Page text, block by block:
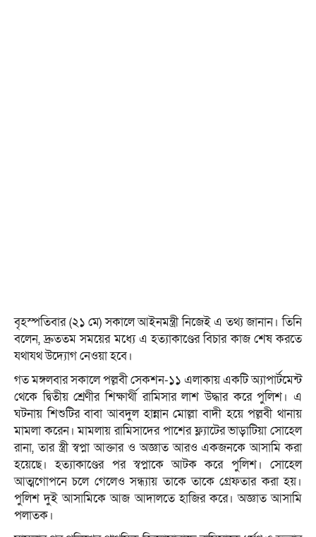
বৃহস্পতিবার (২১ মে) সকালে আইনমন্ত্রী নিজেই এ তথ্য জানান। তিনি
বলেন, দ্রুততম সময়ের মধ্যে এ হত্যাকাণ্ডের বিচার কাজ শেষ করতে
যথাযথ উদ্যোগ নেওয়া হবে।
গত মঙ্গলবার সকালে পল্লবী সেকশন-১১ এলাকায় একটি অ্যাপার্টমেন্ট
থেকে দ্বিতীয় শ্রেণীর শিক্ষার্থী রামিসার লাশ উদ্ধার করে পুলিশ। এ
ঘটনায় শিশুটির বাবা আবদুল হান্নান মোল্লা বাদী হয়ে পল্লবী থানায়
মামলা করেন। মামলায় রামিসাদের পাশের ফ্ল্যাটের ভাড়াটিয়া সোহেল
রানা, তার স্ত্রী স্বপ্না আক্তার ও অজ্ঞাত আরও একজনকে আসামি করা
হয়েছে। হত্যাকাণ্ডের পর স্বপ্নাকে আটক করে পুলিশ। সোহেল
আত্মগোপনে চলে গেলেও সন্ধ্যায় তাকে তাকে গ্রেফতার করা হয়।
পুলিশ দুই আসামিকে আজ আদালতে হাজির করে। অজ্ঞাত আসামি
পলাতক।